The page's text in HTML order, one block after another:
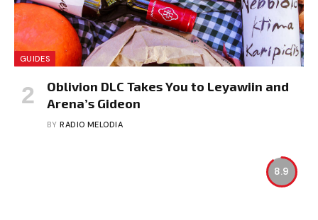
GUIDES
Oblivion DLC Takes You to Leyawiin and
Arena’s Gideon
BY RADIO MELODIA
8.9